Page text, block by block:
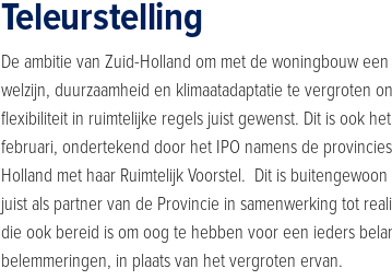
Teleurstelling
De ambitie van Zuid-Holland om met de woningbouw
welzijn, duurzaamheid en klimaatadaptatie te vergroten
flexibiliteit in ruimtelijke regels juist gewenst. Dit is ook
februari, ondertekend door het IPO namens de
Holland met haar Ruimtelijk Voorstel. Dit is
juist als partner van de Provincie in samenwerking tot
die ook bereid is om oog te hebben voor een ieders
belemmeringen, in plaats van het vergroten ervan.